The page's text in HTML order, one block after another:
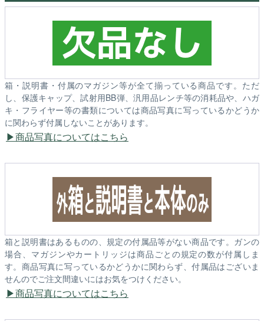
箱・説明書・付属のマガジン等が全て揃っている商品です。ただ
し、保護キャップ、試射用BB弾、汎用品レンチ等の消耗品や、ハガ
キ・フライヤー等の書類については商品写真に写っているかどうか
に関わらず付属しないことがあります。
商品写真についてはこちら
箱と説明書はあるものの、規定の付属品等がない商品です。ガンの
場合、マガジンやカートリッジは商品ごとの規定の数が付属しま
す。商品写真に写っているかどうかに関わらず、付属品はございま
せんのでご注文間違いにはお気をつけください。
商品写真についてはこちら